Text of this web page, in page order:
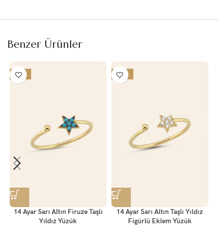
Benzer Ürünler
-18%
14 Ayar Sarı Altın Firuze Taşlı
Yıldız Yüzük
-19%
14 Ayar Sarı Altın Taşlı Yıldız
Figürlü Eklem Yüzük